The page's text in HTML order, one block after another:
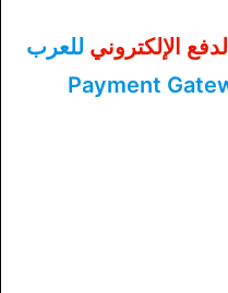
الإلكتروني للعرب